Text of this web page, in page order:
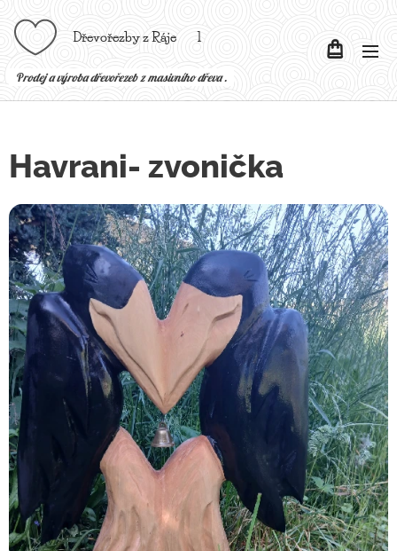
Dřevořezby z Ráje l
Prodej a výroba dřevořezeb z masivního dřeva .
Havrani- zvonička